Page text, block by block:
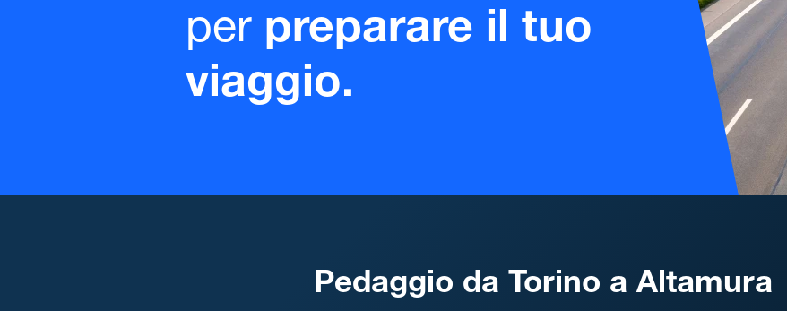
per preparare il tuo
viaggio.
Pedaggio da Torino a Altamura